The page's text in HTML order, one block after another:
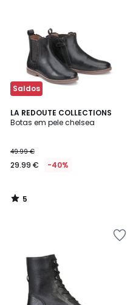
Saldos
LA REDOUTE COLLECTIONS
Botas em pele chelsea
49.99 €
29.99 € -40%
5
/
5
/